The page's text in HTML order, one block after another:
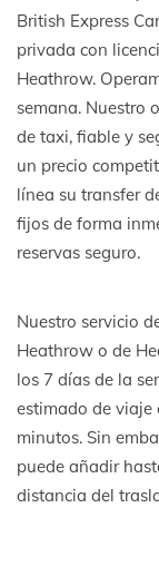
British Express
privada con
Heathrow.
semana. Nuestro
de taxi, fiable y
un precio
línea su transfer
fijos de forma
reservas seguro.
Nuestro servicio
Heathrow o de
los 7 días de la
estimado de viaje
minutos. Sin
puede añadir
distancia del